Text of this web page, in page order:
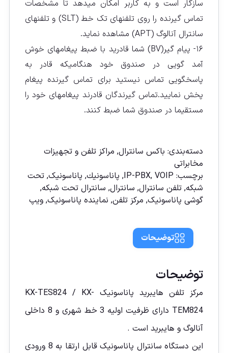
سازگار است و به کاربر امکان میدهد تا مشخصات
تماس گیرنده را روی تلفنهای تک خط (SLT) و تلفنهای
سانترال آنالوگ (APT) مشاهده نماید.
۱۶- پیام گیر(BV) شما قادرید با ضبط پیغامهای خوش
آمد گویی در صندوق خود هنگامیکه قادر به
پاسخگویی تماس نیستید برای تماس گیرنده پیغام
پخش نمایید.تماس گیرندگان قادرند پیغامهای خود را
مستقیما در صندوق شما ضبط کنند.
دسته‌بندی: باکس سانترال, مراکز تلفن و تجهیزات
مخابراتی
برچسب:
IP-PBX,VOIP
, پاناسونیك, پاناسونیک, تحت
شبکه, تلفن سانترال, سانترال, سانترال تحت شبكه,
گوشی پاناسونیک, مركز تلفن, نماينده پاناسونيک, ويپ
توضیحات
توضیحات
مرکز تلفن هایبرید پاناسونیک KX-TES824 / KX-
TEM824 دارای ظرفیت اولیه 3 خط شهری و 8 داخلی
آنالوگ و هایبرید است .
این دستگاه سانترال پاناسونیک قابل ارتقا به 8 ورودی